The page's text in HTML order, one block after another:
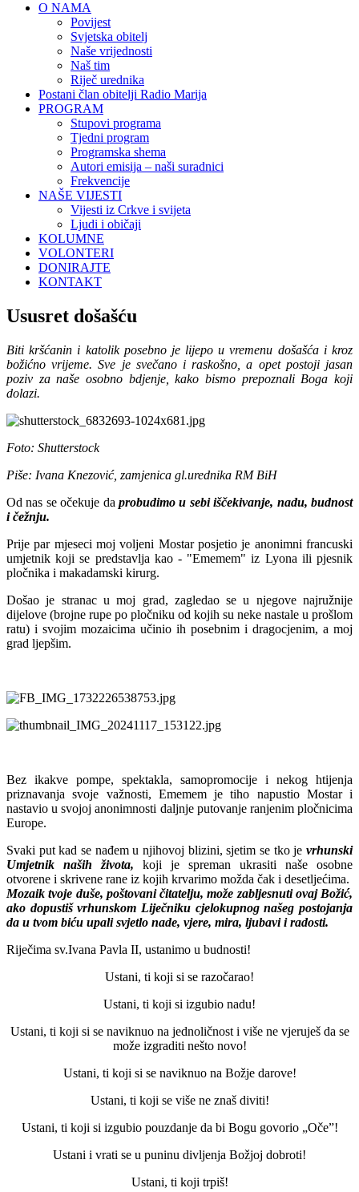
O NAMA
Povijest
Svjetska obitelj
Naše vrijednosti
Naš tim
Riječ urednika
Postani član obitelji Radio Marija
PROGRAM
Stupovi programa
Tjedni program
Programska shema
Autori emisija – naši suradnici
Frekvencije
NAŠE VIJESTI
Vijesti iz Crkve i svijeta
Ljudi i običaji
KOLUMNE
VOLONTERI
DONIRAJTE
KONTAKT
Ususret došašću
Biti kršćanin i katolik posebno je lijepo u vremenu došašća i kroz
božićno vrijeme. Sve je svečano i raskošno, a opet postoji jasan
poziv za naše osobno bdjenje, kako bismo prepoznali Boga koji
dolazi.
Foto: Shutterstock
Piše: Ivana Knezović, zamjenica gl.urednika RM BiH
Od nas se očekuje da probudimo u sebi iščekivanje, nadu, budnost
i čežnju.
Prije par mjeseci moj voljeni Mostar posjetio je anonimni francuski
umjetnik koji se predstavlja kao - "Ememem" iz Lyona ili pjesnik
pločnika i makadamski kirurg.
Došao je stranac u moj grad, zagledao se u njegove najružnije
dijelove (brojne rupe po pločniku od kojih su neke nastale u prošlom
ratu) i svojim mozaicima učinio ih posebnim i dragocjenim, a moj
grad ljepšim.
Bez ikakve pompe, spektakla, samopromocije i nekog htijenja
priznavanja svoje važnosti, Ememem je tiho napustio Mostar i
nastavio u svojoj anonimnosti daljnje putovanje ranjenim pločnicima
Europe.
Svaki put kad se nađem u njihovoj blizini, sjetim se tko je vrhunski
Umjetnik naših života,
koji je spreman ukrasiti naše osobne
otvorene i skrivene rane iz kojih krvarimo možda čak i desetljećima.
Mozaik tvoje duše, poštovani čitatelju, može zabljesnuti ovaj Božić,
ako dopustiš vrhunskom Liječniku cjelokupnog našeg postojanja
da u tvom biću upali svjetlo nade, vjere, mira, ljubavi i radosti.
Riječima sv.Ivana Pavla II, ustanimo u budnosti!
Ustani, ti koji si se razočarao!
Ustani, ti koji si izgubio nadu!
Ustani, ti koji si se naviknuo na jednoličnost i više ne vjeruješ da se
može izgraditi nešto novo!
Ustani, ti koji si se naviknuo na Božje darove!
Ustani, ti koji se više ne znaš diviti!
Ustani, ti koji si izgubio pouzdanje da bi Bogu govorio „Oče”!
Ustani i vrati se u puninu divljenja Božjoj dobroti!
Ustani, ti koji trpiš!